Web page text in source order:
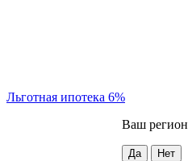
Льготная ипотека 6%
Ваш регион